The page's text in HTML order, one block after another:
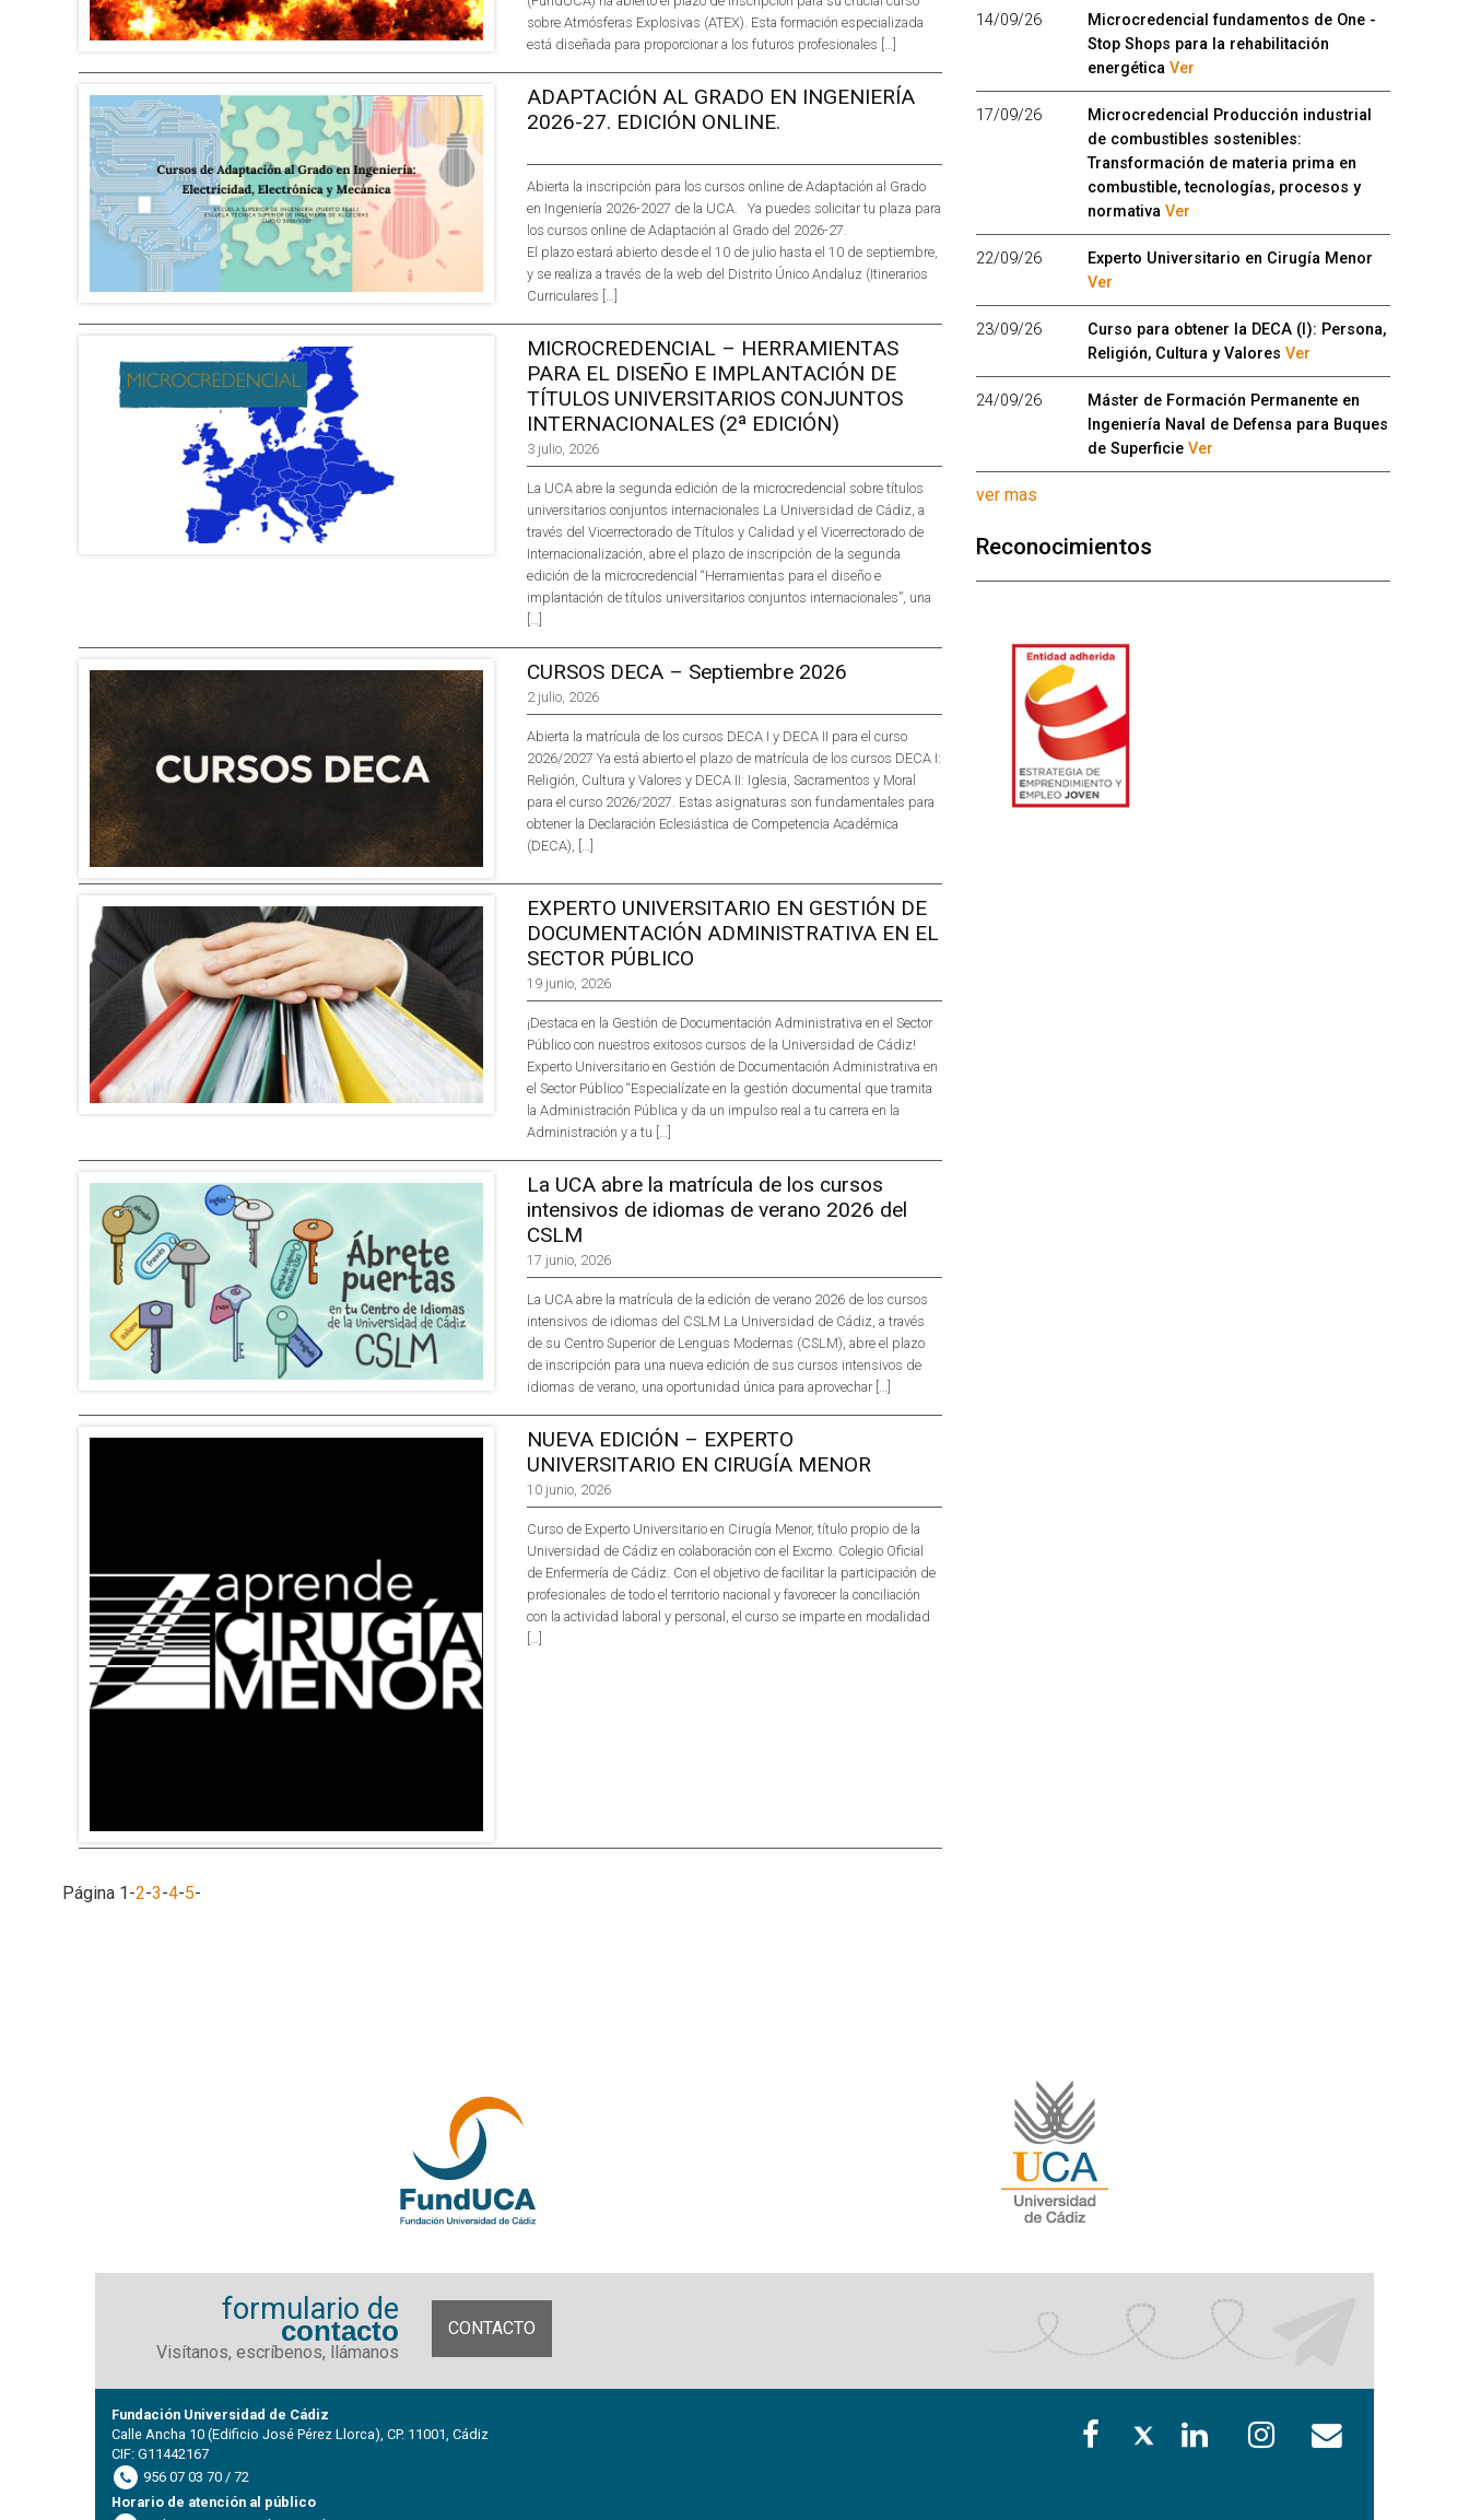
sobre Atmósferas Explosivas (ATEX). Esta formación especializada
está diseñada para proporcionar a los futuros profesionales […]
ADAPTACIÓN AL GRADO EN INGENIERÍA
2026-27. EDICIÓN ONLINE.
Abierta la inscripción para los cursos online de Adaptación al Grado
en Ingeniería 2026-2027 de la UCA. Ya puedes solicitar tu plaza para
los cursos online de Adaptación al Grado del 2026-27.
El plazo estará abierto desde el 10 de julio hasta el 10 de septiembre,
y se realiza a través de la web del Distrito Único Andaluz (Itinerarios
Curriculares […]
MICROCREDENCIAL – HERRAMIENTAS
PARA EL DISEÑO E IMPLANTACIÓN DE
TÍTULOS UNIVERSITARIOS CONJUNTOS
INTERNACIONALES (2ª EDICIÓN)
3 julio, 2026
La UCA abre la segunda edición de la microcredencial sobre títulos
universitarios conjuntos internacionales La Universidad de Cádiz, a
través del Vicerrectorado de Títulos y Calidad y el Vicerrectorado de
Internacionalización, abre el plazo de inscripción de la segunda
edición de la microcredencial “Herramientas para el diseño e
implantación de títulos universitarios conjuntos internacionales”, una
CURSOS DECA – Septiembre 2026
2 julio, 2026
Abierta la matrícula de los cursos DECA I y DECA II para el curso
2026/2027 Ya está abierto el plazo de matrícula de los cursos DECA I:
Religión, Cultura y Valores y DECA II: Iglesia, Sacramentos y Moral
para el curso 2026/2027. Estas asignaturas son fundamentales para
obtener la Declaración Eclesiástica de Competencia Académica
(DECA), […]
EXPERTO UNIVERSITARIO EN GESTIÓN DE
DOCUMENTACIÓN ADMINISTRATIVA EN EL
SECTOR PÚBLICO
19 junio, 2026
¡Destaca en la Gestión de Documentación Administrativa en el Sector
Público con nuestros exitosos cursos de la Universidad de Cádiz!
Experto Universitario en Gestión de Documentación Administrativa en
el Sector Público “Especialízate en la gestión documental que tramita
la Administración Pública y da un impulso real a tu carrera en la
Administración y a tu […]
La UCA abre la matrícula de los cursos
intensivos de idiomas de verano 2026 del
CSLM
17 junio, 2026
La UCA abre la matrícula de la edición de verano 2026 de los cursos
intensivos de idiomas del CSLM La Universidad de Cádiz, a través
de su Centro Superior de Lenguas Modernas (CSLM), abre el plazo
de inscripción para una nueva edición de sus cursos intensivos de
idiomas de verano, una oportunidad única para aprovechar […]
NUEVA EDICIÓN – EXPERTO
UNIVERSITARIO EN CIRUGÍA MENOR
10 junio, 2026
Curso de Experto Universitario en Cirugía Menor, título propio de la
Universidad de Cádiz en colaboración con el Excmo. Colegio Oficial
de Enfermería de Cádiz. Con el objetivo de facilitar la participación de
profesionales de todo el territorio nacional y favorecer la conciliación
con la actividad laboral y personal, el curso se imparte en modalidad
Página 1-2-3-4-5-
14/09/26
Microcredencial fundamentos de One -
Stop Shops para la rehabilitación
energética Ver
17/09/26
Microcredencial Producción industrial
de combustibles sostenibles:
Transformación de materia prima en
combustible, tecnologías, procesos y
normativa Ver
22/09/26
Experto Universitario en Cirugía Menor
Ver
23/09/26
Curso para obtener la DECA (I): Persona,
Religión, Cultura y Valores Ver
24/09/26
Máster de Formación Permanente en
Ingeniería Naval de Defensa para Buques
de Superficie Ver
ver mas
Reconocimientos
formulario de
contacto
Visítanos, escríbenos, llámanos
CONTACTO
Fundación Universidad de Cádiz
Calle Ancha 10 (Edificio José Pérez Llorca), CP. 11001, Cádiz
CIF: G11442167
956 07 03 70 / 72
Horario de atención al público